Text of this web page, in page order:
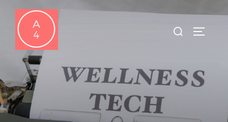
Skip
content
Search